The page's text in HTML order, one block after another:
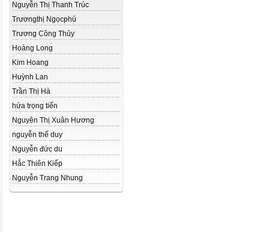
Nguyễn Thị Thanh Trúc
Trươngthị Ngọcphú
Trương Công Thủy
Hoàng Long
Kim Hoang
Huỳnh Lan
Trần Thị Hà
hứa trọng tiến
Nguyên Thị Xuân Hương
nguyễn thế duy
Nguyễn đức du
Hắc Thiên Kiếp
Nguyễn Trang Nhung